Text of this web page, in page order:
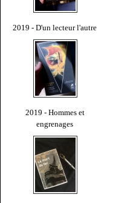
2019 - D'un lecteur l'autre
2019 - Hommes et
engrenages